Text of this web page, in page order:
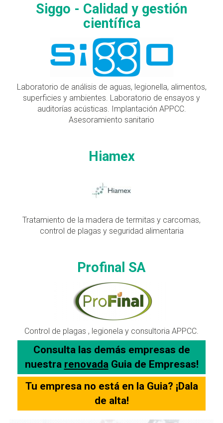
Siggo - Calidad y gestión
científica
Laboratorio de análisis de aguas, legionella, alimentos,
superficies y ambientes. Laboratorio de ensayos y
auditorías acústicas. Implantación APPCC.
Asesoramiento sanitario
Hiamex
Tratamiento de la madera de termitas y carcomas,
control de plagas y seguridad alimentaria
Profinal SA
Control de plagas , legionela y consultoria APPCC.
Consulta las demás empresas de
nuestra renovadaGuia de Empresas!
Tu empresa no está en la Guia? ¡Dala
de alta!